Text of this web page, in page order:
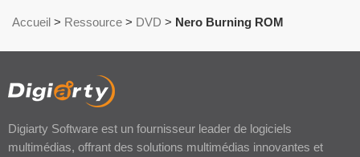
Accueil > Ressource > DVD > Nero Burning ROM
Digiarty Software est un fournisseur leader de logiciels
multimédias, offrant des solutions multimédias innovantes et